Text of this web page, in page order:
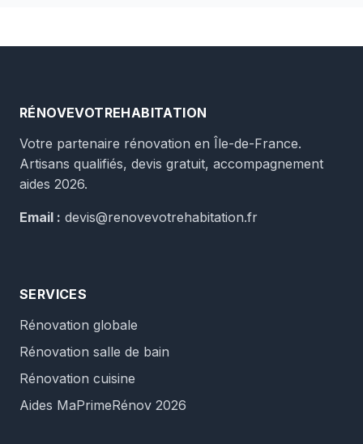
RÉNOVEVOTREHABITATION
Votre partenaire rénovation en Île-de-France.
Artisans qualifiés, devis gratuit, accompagnement
aides 2026.
Email : devis@renovevotrehabitation.fr
SERVICES
Rénovation globale
Rénovation salle de bain
Rénovation cuisine
Aides MaPrimeRénov 2026